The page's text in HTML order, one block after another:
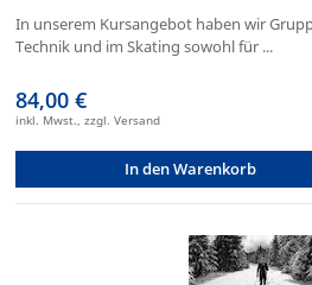
In unserem Kursangebot haben wir
Technik und im Skating sowohl für ...
84,00 €
inkl. Mwst., zzgl. Versand
In den Warenkorb